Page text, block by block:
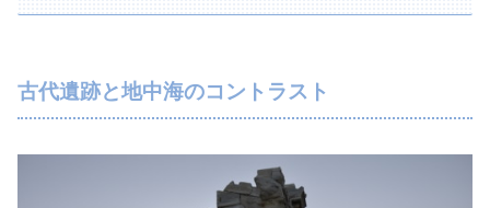
古代遺跡と地中海のコントラスト